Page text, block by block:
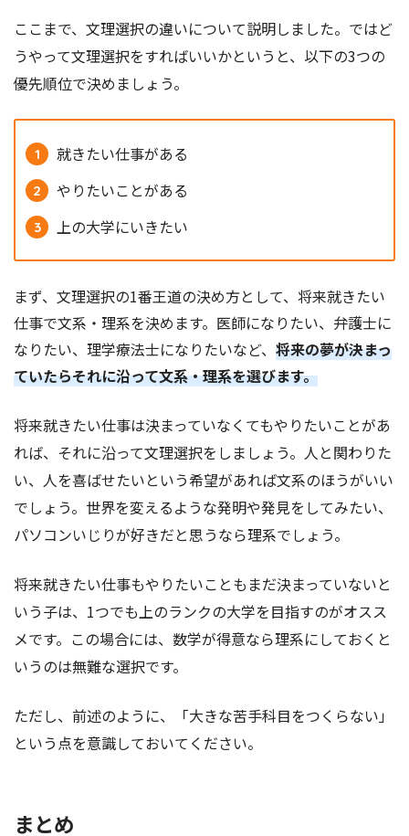
ここまで、文理選択の違いについて説明しました。ではど
うやって文理選択をすればいいかというと、以下の3つの
優先順位で決めましょう。
就きたい仕事がある
やりたいことがある
上の大学にいきたい
まず、文理選択の1番王道の決め方として、将来就きたい
仕事で文系・理系を決めます。医師になりたい、弁護士に
なりたい、理学療法士になりたいなど、 将来の夢が決まっ
ていたらそれに沿って文系・理系を選びます。
将来就きたい仕事は決まっていなくてもやりたいことがあ
れば、それに沿って文理選択をしましょう。人と関わりた
い、人を喜ばせたいという希望があれば文系のほうがいい
でしょう。世界を変えるような発明や発見をしてみたい、
パソコンいじりが好きだと思うなら理系でしょう。
将来就きたい仕事もやりたいこともまだ決まっていないと
いう子は、1つでも上のランクの大学を目指すのがオスス
メです。この場合には、数学が得意なら理系にしておくと
いうのは無難な選択です。
ただし、前述のように、「大きな苦手科目をつくらない」
という点を意識しておいてください。
まとめ